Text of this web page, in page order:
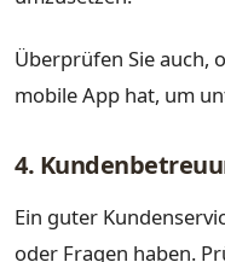
Überprüfen Sie auch,
mobile App hat, um
4.
Ein guter
oder Fragen haben.